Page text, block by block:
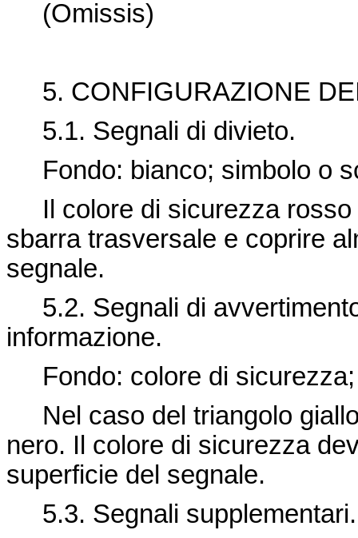
(Omissis)
5. CONFIGURAZIONE
5.1. Segnali di divieto.
Fondo: bianco; simbolo o
Il colore di sicurezza rosso
sbarra trasversale e coprire
segnale.
5.2. Segnali di
informazione.
Fondo: colore di sicurezza;
Nel caso del triangolo
nero. Il colore di sicurezza
superficie del segnale.
5.3. Segnali supplementari.